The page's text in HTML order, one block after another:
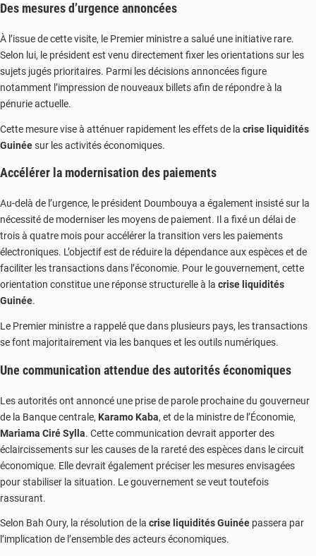
Des mesures d’urgence annoncées
À l’issue de cette visite, le Premier ministre a salué une initiative rare.
Selon lui, le président est venu directement fixer les orientations sur les
sujets jugés prioritaires. Parmi les décisions annoncées figure
notamment l’impression de nouveaux billets afin de répondre à la
pénurie actuelle.
Cette mesure vise à atténuer rapidement les effets de la crise liquidités
Guinéesur les activités économiques.
Accélérer la modernisation des paiements
Au-delà de l’urgence, le président Doumbouya a également insisté sur la
nécessité de moderniser les moyens de paiement. Il a fixé un délai de
trois à quatre mois pour accélérer la transition vers les paiements
électroniques. L’objectif est de réduire la dépendance aux espèces et de
faciliter les transactions dans l’économie. Pour le gouvernement, cette
orientation constitue une réponse structurelle à la crise liquidités
Guinée.
Le Premier ministre a rappelé que dans plusieurs pays, les transactions
se font majoritairement via les banques et les outils numériques.
Une communication attendue des autorités économiques
Les autorités ont annoncé une prise de parole prochaine du gouverneur
de la Banque centrale, Karamo Kaba, et de la ministre de l’Économie,
Mariama Ciré Sylla. Cette communication devrait apporter des
éclaircissements sur les causes de la rareté des espèces dans le circuit
économique. Elle devrait également préciser les mesures envisagées
pour stabiliser la situation. Le gouvernement se veut toutefois
rassurant.
Selon Bah Oury, la résolution de la crise liquidités Guinée passera par
l’implication de l’ensemble des acteurs économiques.